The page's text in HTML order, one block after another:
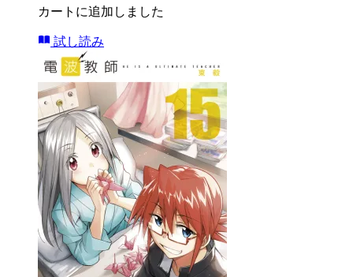
カートに追加しました
試し読み